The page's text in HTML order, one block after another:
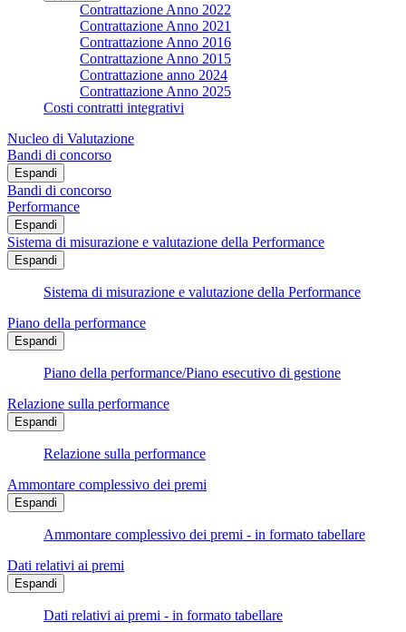
Contrattazione Anno 2022
Contrattazione Anno 2021
Contrattazione Anno 2016
Contrattazione Anno 2015
Contrattazione anno 2024
Contrattazione Anno 2025
Costi contratti integrativi
Nucleo di Valutazione
Bandi di concorso
Espandi
Bandi di concorso
Performance
Espandi
Sistema di misurazione e valutazione della Performance
Espandi
Sistema di misurazione e valutazione della Performance
Piano della performance
Espandi
Piano della performance/Piano esecutivo di gestione
Relazione sulla performance
Espandi
Relazione sulla performance
Ammontare complessivo dei premi
Espandi
Ammontare complessivo dei premi - in formato tabellare
Dati relativi ai premi
Espandi
Dati relativi ai premi - in formato tabellare